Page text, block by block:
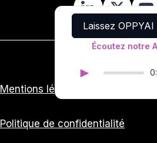
Mentions légales
Politique de confidentialité
Laissez
Écoutez notre
►